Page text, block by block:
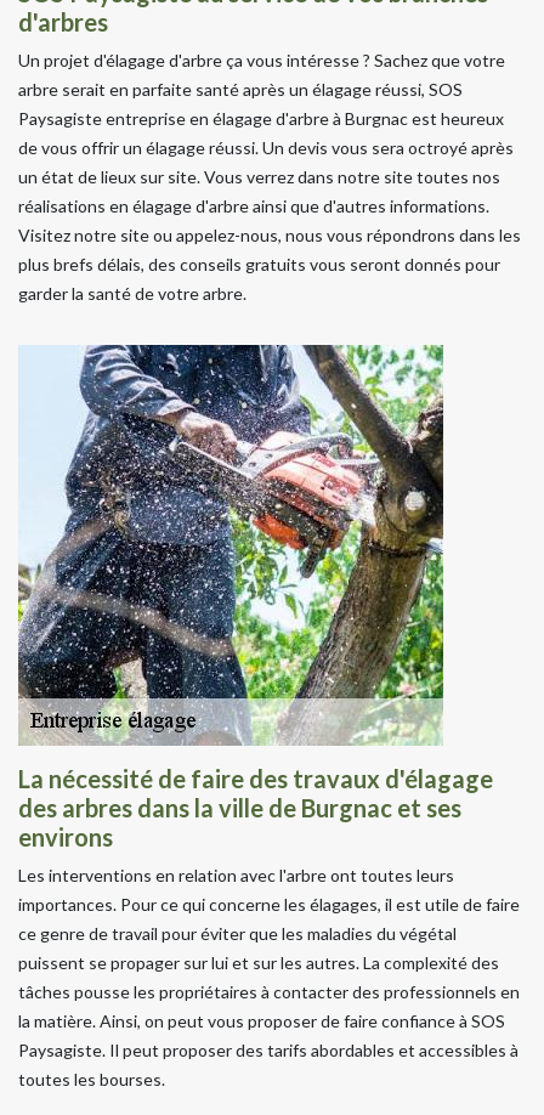
d'arbres
Un projet d'élagage d'arbre ça vous intéresse ? Sachez que votre
arbre serait en parfaite santé après un élagage réussi, SOS
Paysagiste entreprise en élagage d'arbre à Burgnac est heureux
de vous offrir un élagage réussi. Un devis vous sera octroyé après
un état de lieux sur site. Vous verrez dans notre site toutes nos
réalisations en élagage d'arbre ainsi que d'autres informations.
Visitez notre site ou appelez-nous, nous vous répondrons dans les
plus brefs délais, des conseils gratuits vous seront donnés pour
garder la santé de votre arbre.
La nécessité de faire des travaux d'élagage
des arbres dans la ville de Burgnac et ses
environs
Les interventions en relation avec l'arbre ont toutes leurs
importances. Pour ce qui concerne les élagages, il est utile de faire
ce genre de travail pour éviter que les maladies du végétal
puissent se propager sur lui et sur les autres. La complexité des
tâches pousse les propriétaires à contacter des professionnels en
la matière. Ainsi, on peut vous proposer de faire confiance à SOS
Paysagiste. Il peut proposer des tarifs abordables et accessibles à
toutes les bourses.